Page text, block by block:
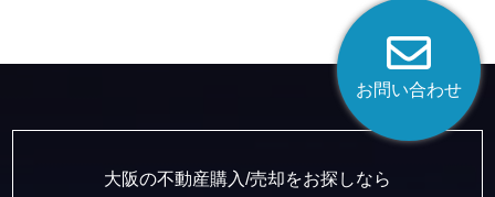
お問い合わせ
大阪の不動産購入/売却をお探しなら